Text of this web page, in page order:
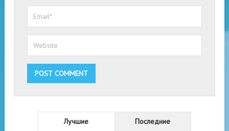
Лучшие Последние